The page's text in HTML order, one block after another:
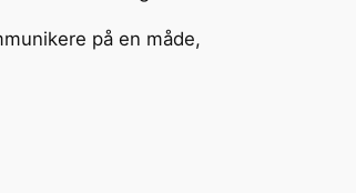
på en måde,